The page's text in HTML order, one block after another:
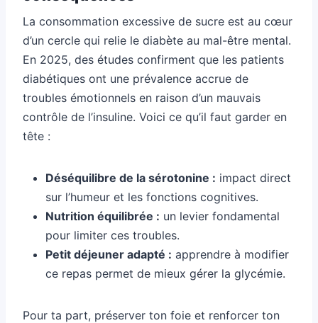
La consommation excessive de sucre est au cœur
d’un cercle qui relie le diabète au mal-être mental.
En 2025, des études confirment que les patients
diabétiques ont une prévalence accrue de
troubles émotionnels en raison d’un mauvais
contrôle de l’insuline. Voici ce qu’il faut garder en
tête :
Déséquilibre de la sérotonine : impact direct
sur l’humeur et les fonctions cognitives.
Nutrition équilibrée : un levier fondamental
pour limiter ces troubles.
Petit déjeuner adapté : apprendre à modifier
ce repas permet de mieux gérer la glycémie.
Pour ta part, préserver ton foie et renforcer ton